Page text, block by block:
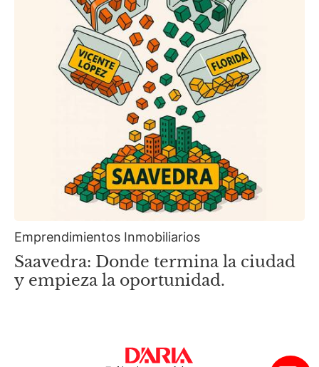
Emprendimientos Inmobiliarios
Saavedra: Donde termina la ciudad
y empieza la oportunidad.